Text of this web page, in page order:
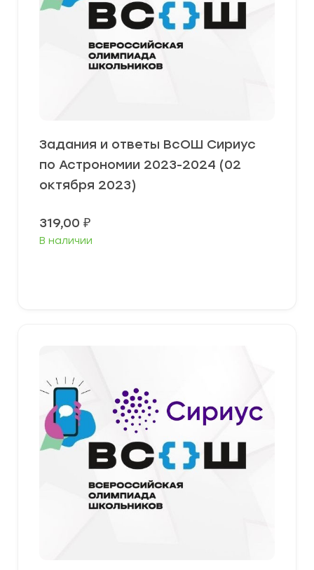
Задания и ответы ВсОШ Сириус
по Астрономии 2023-2024 (02
октября 2023)
319,00 ₽
В наличии